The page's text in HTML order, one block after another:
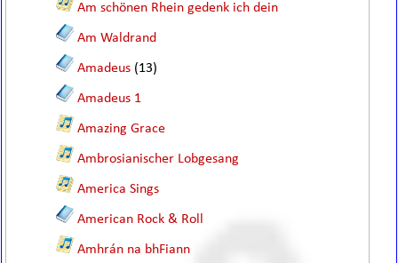
Am schönen Rhein gedenk ich dein
Am Waldrand
Amadeus (13)
Amadeus 1
Amazing Grace
Ambrosianischer Lobgesang
America Sings
American Rock & Roll
Amhrán na bhFiann